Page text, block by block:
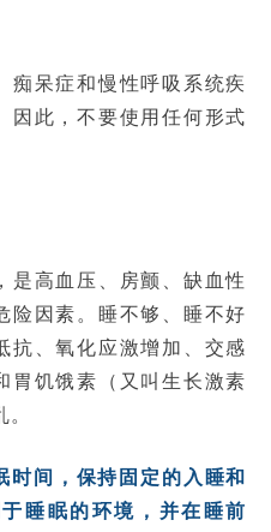
痴呆症和慢性呼吸系统疾
因此，不要使用任何形式
是高血压、房颤、缺血性
险因素。睡不够、睡不好
抗、氧化应激增加、交感
胃饥饿素（又叫生长激素
间，保持固定的入睡和
睡眠的环境，并在睡前